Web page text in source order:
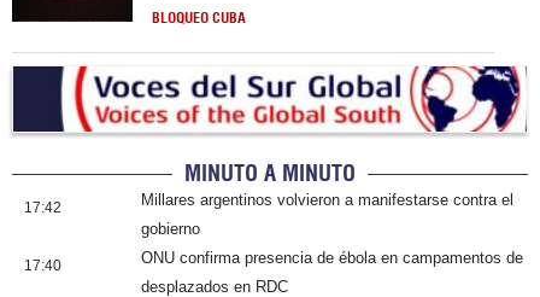
BLOQUEO CUBA
MINUTO A MINUTO
17:42
Millares argentinos volvieron a manifestarse contra el
gobierno
17:40
ONU confirma presencia de ébola en campamentos de
desplazados en RDC